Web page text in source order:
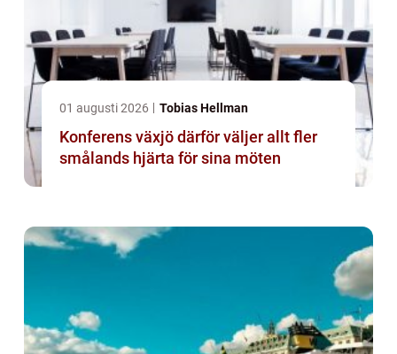
01 augusti 2026 Tobias Hellman
Konferens växjö därför väljer allt fler
smålands hjärta för sina möten